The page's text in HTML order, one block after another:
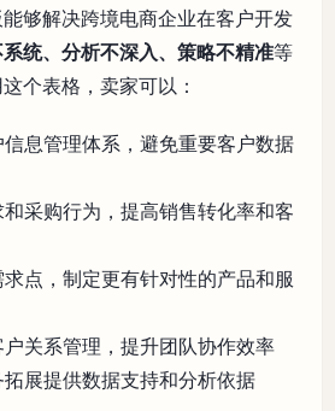
够解决跨境电商企业在客户开发
统、分析不深入、策略不精准等
个表格，卖家可以：
息管理体系，避免重要客户数据
采购行为，提高销售转化率和客
点，制定更有针对性的产品和服
关系管理，提升团队协作效率
展提供数据支持和分析依据